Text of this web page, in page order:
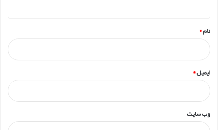
نام*
ایمیل*
وب‌ سایت